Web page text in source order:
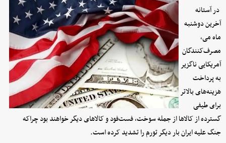
در آستانه
آخرین دوشنبه
ماه می،
مصرف‌کنندگان
آمریکایی ناگزیر
به پرداخت
هزینه‌های بالاتر
برای طیفی
گسترده از کالاها از جمله سوخت، فست‌فود و کالاهای دیگر خواهند بود چراکه
جنگ علیه ایران بار دیگر تورم را تشدید کرده است.